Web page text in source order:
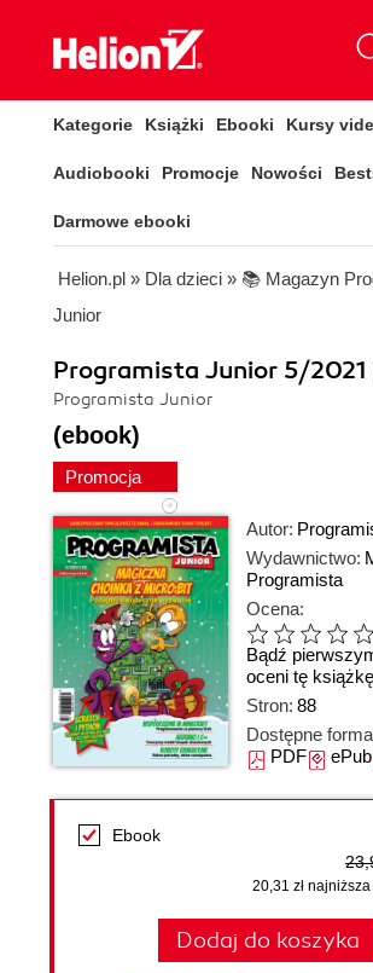
Kategorie Książki Ebooki Kursy
Audiobooki Promocje Nowości
Darmowe ebooki
Helion.pl » Dla dzieci » 📚 Magazyn
Junior
Programista Junior 5/2021
Programista Junior
(ebook)
Promocja
Autor:
Wydawnictwo:
Programista
Ocena:
Bądź
oceni tę książkę
Stron: 88
Dostępne
PDFePub
Ebook
20,31 zł
Dodaj do koszyka